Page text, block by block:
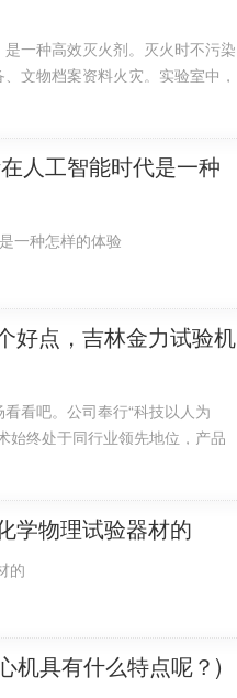
一种高效灭火剂。灭火时不污染
文物档案资料火灾。实验室中，
措，应保持镇静。首先立即切断
人工智能时代是一种
一种怎样的体验
好点，吉林金力试验机
看吧。公司奉行“科技以人为
始终处于同行业领先地位，产品
、市、自治区。
学物理试验器材的
的
机具有什么特点呢？)